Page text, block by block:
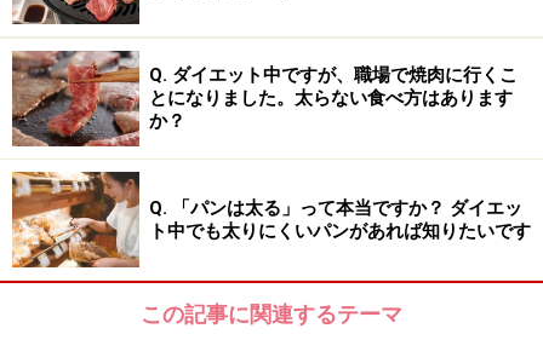
執筆ガイド 和田 清香
「朝生姜ダイエット」レシピ例…たっぷり
きのこのしょうが豆乳スープ
こんなにたっぷり食べても、カロリーは100kcal以下。ロ
ーカロリーで整腸作用がある “きのこ” に、からだを温め
Q. ダイエット中ですが、職場で焼肉に行くこ
とになりました。太らない食べ方はあります
か？
Q. 「パンは太る」って本当ですか？ ダイエッ
ト中でも太りにくいパンがあれば知りたいです
この記事に関連するテーマ